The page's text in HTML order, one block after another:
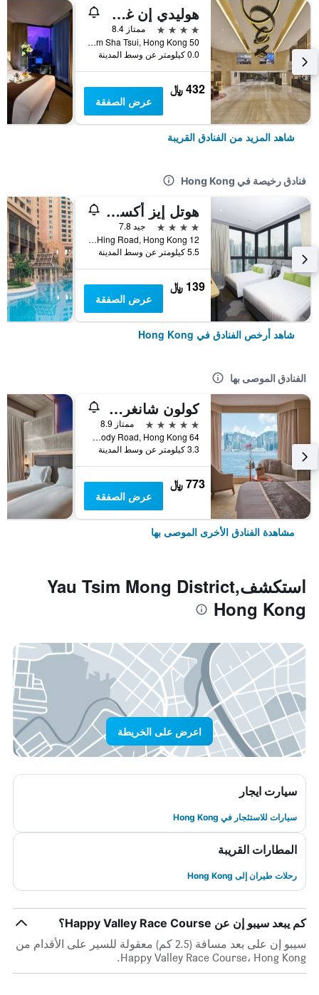
هوليدي إن غولدن مايل
4 نجوم
ممتاز 8.4
50 Nathan Road Tsim Sha Tsui, Hong Kong, هونغ كونغ
0.0 كيلومتر عن وسط المدينة
432 ﷼
عرض الصفقة
شاهد المزيد من الفنادق القريبة
فنادق رخيصة في Hong Kong
هوتل إيز أكسيس تسين وان
4 نجوم
جيد 7.8
12 Ka Hing Road, Hong Kong, هونغ كونغ
5.5 كيلومتر عن وسط المدينة
139 ﷼
عرض الصفقة
شاهد أرخص الفنادق في Hong Kong
الفنادق الموصى بها
كولون شانغري- لا
5 نجوم
ممتاز 8.9
64 Mody Road, Hong Kong, هونغ كونغ
3.3 كيلومتر عن وسط المدينة
773 ﷼
عرض الصفقة
مشاهدة الفنادق الأخرى الموصى بها
استكشفYau Tsim Mong District,
Hong Kong
اعرض على الخريطة
سيارت ايجار
سيارات للاستئجار في Hong Kong
المطارات القريبة
رحلات طيران إلى Hong Kong
كم يبعد سيبو إن عن Happy Valley Race Course؟
سيبو إن على بعد مسافة (2.5 كم) معقولة للسير على الأقدام من
Happy Valley Race Course، Hong Kong.